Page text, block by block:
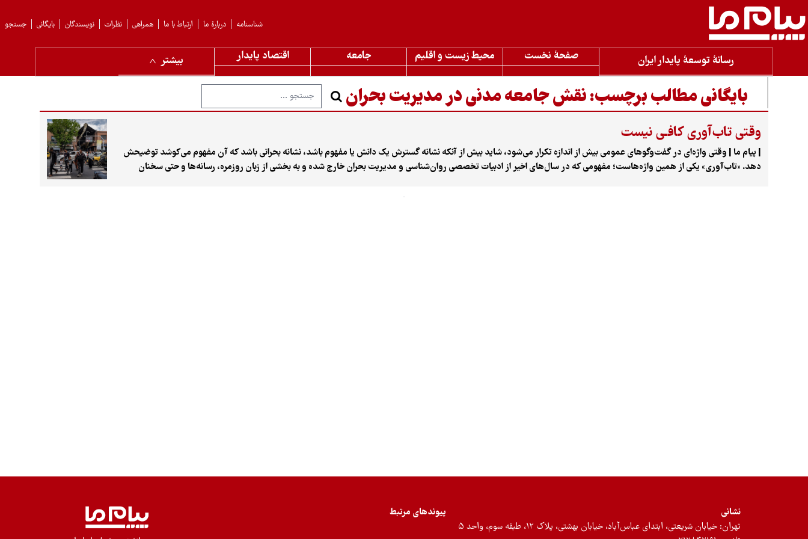
جستجو بایگانی نویسندگان نظرات همراهی ارتباط با ما دربارهٔ ما شناسنامه
رسانۀ توسعۀ پایدار ایران صفحۀ نخست محیط زیست و اقلیم جامعه اقتصاد پایدار بیشتر
بایگانی مطالب برچسب:نقش جامعه مدنی در مدیریت بحران
وقتی تاب‌آوری کافـی نیست
| پیام ما | وقتی واژه‌ای در گفت‌وگوهای عمومی بیش از اندازه تکرار می‌شود، شاید بیش از آنکه نشانه گسترش یک دانش یا مفهوم باشد، نشانه بحرانی باشد که آن مفهوم می‌کوشد توضیحش
دهد. «تاب‌آوری» یکی از همین واژه‌هاست؛ مفهومی که در سال‌های اخیر از ادبیات تخصصی روان‌شناسی و مدیریت بحران خارج شده و به بخشی از زبان روزمره، رسانه‌ها و حتی سخنان
نشانی
تهران: خیابان شریعتی، ابتدای عباس‌آباد، خیابان بهشتی، پلاک ۱۲، طبقه سوم، واحد ۵
پیوندهای مرتبط